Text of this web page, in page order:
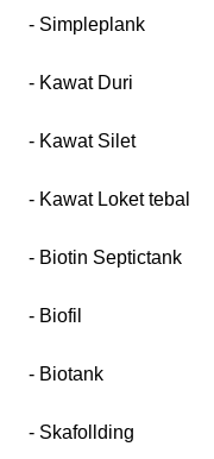
- Simpleplank
- Kawat Duri
- Kawat Silet
- Kawat Loket tebal
- Biotin Septictank
- Biofil
- Biotank
- Skafollding